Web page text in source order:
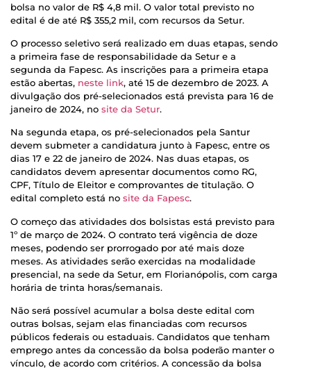
bolsa no valor de R$ 4,8 mil. O valor total previsto no
edital é de até R$ 355,2 mil, com recursos da Setur.
O processo seletivo será realizado em duas etapas, sendo
a primeira fase de responsabilidade da Setur e a
segunda da Fapesc. As inscrições para a primeira etapa
estão abertas, neste link, até 15 de dezembro de 2023. A
divulgação dos pré-selecionados está prevista para 16 de
janeiro de 2024, no site da Setur.
Na segunda etapa, os pré-selecionados pela Santur
devem submeter a candidatura junto à Fapesc, entre os
dias 17 e 22 de janeiro de 2024. Nas duas etapas, os
candidatos devem apresentar documentos como RG,
CPF, Título de Eleitor e comprovantes de titulação. O
edital completo está no site da Fapesc.
O começo das atividades dos bolsistas está previsto para
1º de março de 2024. O contrato terá vigência de doze
meses, podendo ser prorrogado por até mais doze
meses. As atividades serão exercidas na modalidade
presencial, na sede da Setur, em Florianópolis, com carga
horária de trinta horas/semanais.
Não será possível acumular a bolsa deste edital com
outras bolsas, sejam elas financiadas com recursos
públicos federais ou estaduais. Candidatos que tenham
emprego antes da concessão da bolsa poderão manter o
vínculo, de acordo com critérios. A concessão da bolsa